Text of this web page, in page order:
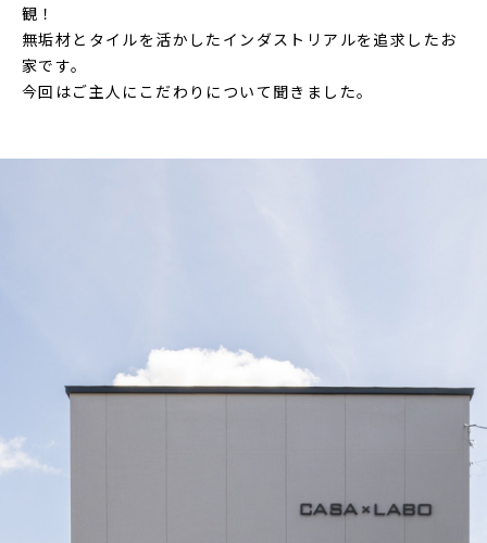
観！
無垢材とタイルを活かしたインダストリアルを追求したお
家です。
今回はご主人にこだわりについて聞きました。